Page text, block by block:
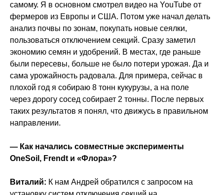
самому. Я в основном смотрел видео на YouTube от
фермеров из Европы и США. Потом уже начал делать
анализ почвы по зонам, покупать новые сеялки,
пользоваться отключением секций. Сразу заметил
экономию семян и удобрений. В местах, где раньше
были пересевы, больше не было потери урожая. Да и
сама урожайность радовала. Для примера, сейчас в
плохой год я собираю 8 тонн кукурузы, а на поле
через дорогу сосед собирает 2 тонны. После первых
таких результатов я понял, что движусь в правильном
направлении.
— Как начались совместные эксперименты
OneSoil, Frendt и «Флора»?
Виталий: К нам Андрей обратился с запросом на